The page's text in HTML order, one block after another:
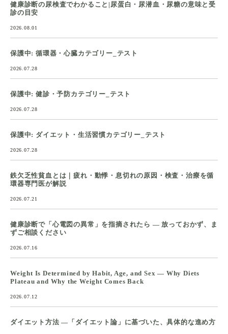
健康診断の尿検査でわかること|尿蛋白・尿潜血・尿糖の意味と受
診の目安
2026.08.01
保護中: 循環器・心臓カテゴリー_テスト
2026.07.28
保護中: 健診・予防カテゴリー_テスト
2026.07.28
保護中: ダイエット・生活習慣カテゴリー_テスト
2026.07.28
鉄欠乏性貧血とは｜疲れ・動悸・息切れの原因・検査・治療を循
環器専門医が解説
2026.07.21
健康診断で「心電図の異常」を指摘されたら ― 放っておかず、ま
ずご相談ください
2026.07.16
Weight Is Determined by Habit, Age, and Sex — Why Diets
Plateau and Why the Weight Comes Back
2026.07.12
ダイエット方法 ―「ダイエット論」に基づいた、具体的な進め方